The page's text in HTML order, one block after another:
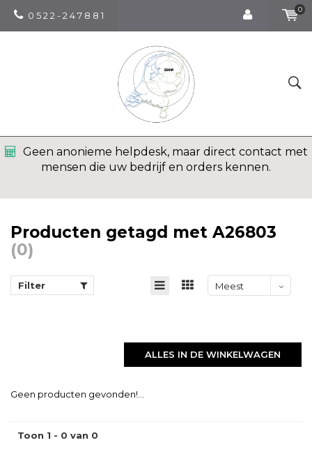
0 5 2 2 - 2 4 7 8 8 1
0
Geen anonieme helpdesk, maar direct contact met
mensen die uw bedrijf en orders kennen.
Producten getagd met A26803
(0)
Filter
Meest
ALLES IN DE WINKELWAGEN
Geen producten gevonden!...
Toon 1 - 0 van 0